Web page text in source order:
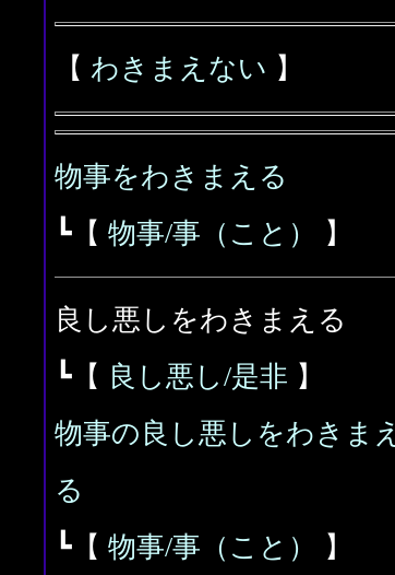
【 わきまえない 】
物事をわきまえる
┗【 物事/事（こと） 】
良し悪しをわきまえる
┗【 良し悪し/是非 】
物事の良し悪しをわきまえ
る
┗【 物事/事（こと） 】